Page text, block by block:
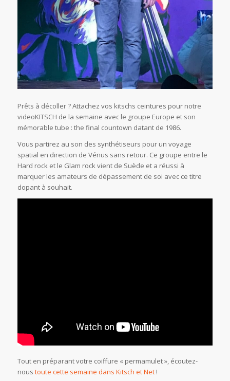
Prêts à décoller ? Attachez vos kitschs ceintures pour notre
videoKITSCH de la semaine avec le groupe Europe et son
mémorable tube : the final countown datant de 1986.
Vous partirez au son des synthétiseurs pour un voyage
spatial en direction de Vénus sans retour. Ce groupe entre le
Hard rock et le Glam rock vient de Suède et a réussi à
marquer les amateurs de dépassement de soi avec ce titre
dopant à souhait.
Tout en préparant votre coiffure « permamulet », écoutez-
nous toute cette semaine dans Kitsch et Net!